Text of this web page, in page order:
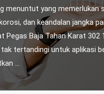
menuntut yang memerlukan
dan keandalan jangka
Pegas Baja Tahan Karat
tertandingi untuk aplikasi
...